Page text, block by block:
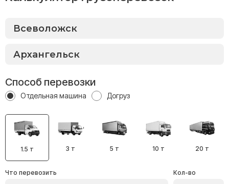
Способ перевозки
Отдельная машина Догруз
1.5 т 3 т 5 т 10 т 20 т
Что перевозить Кол-во